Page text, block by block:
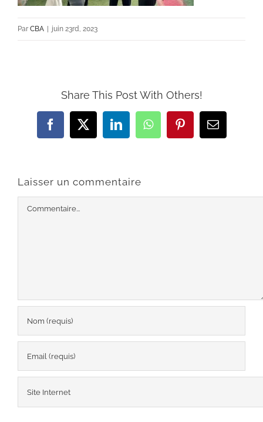
Par CBA | juin 23rd, 2023
Share This Post With Others!
Facebook
X LinkedInWhatsAppPinterestEmail
Laisser un commentaire
Commentaire